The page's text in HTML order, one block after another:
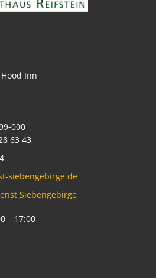
Inn
000
63 43
siebengebirge.de
Siebengebirge
– 17:00